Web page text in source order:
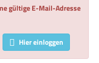
gültige E-Mail-Adresse
Hier einloggen